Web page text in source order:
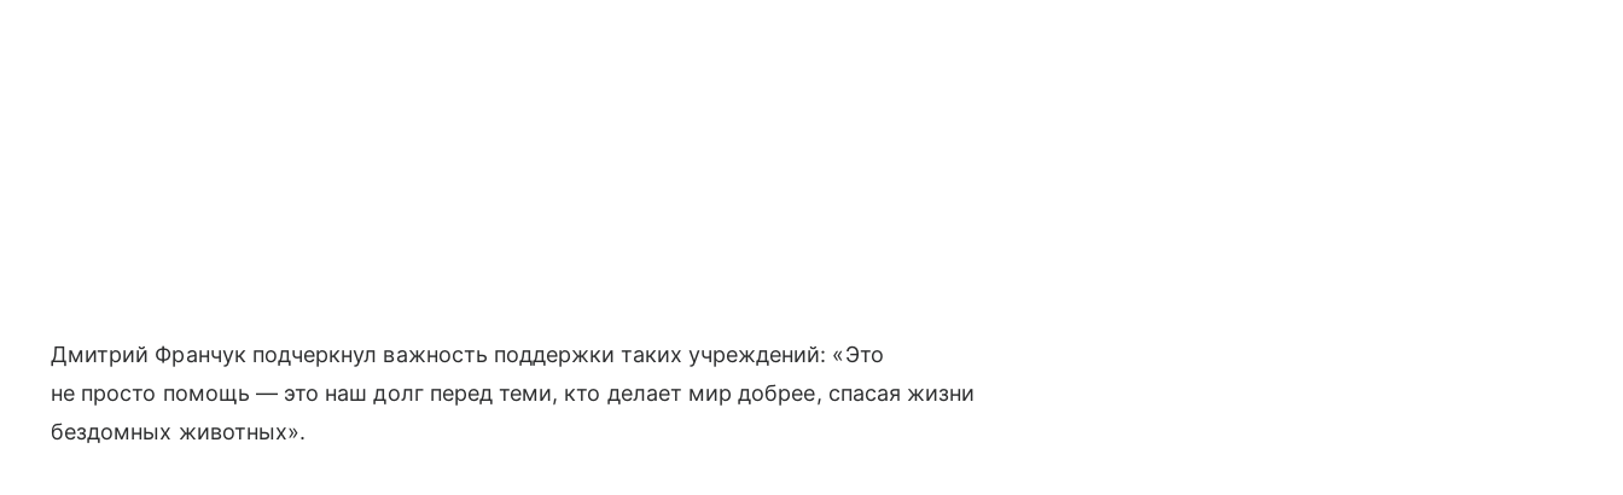
Дмитрий Франчук подчеркнул важность поддержки таких учреждений: «Это
не просто помощь — это наш долг перед теми, кто делает мир добрее, спасая жизни
бездомных животных».